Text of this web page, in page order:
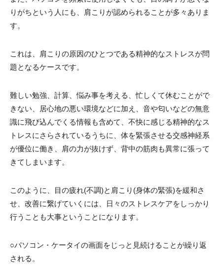
りがちという人にも、肩こりが認められることが多々ありま
す。
これは、肩こりの原因のひとつである精神的なストレスが問
題となるケースです。
難しい勉強、計算、悩み事を考える、忙しくて休むことがで
きない、居心地の悪い環境などに加え、音や匂いなどの無意
識に飛び込んでくる情報も含めて、不快に感じる精神的なス
トレスにさらされているうちに、体を緊張させる交感神経系
が優位に働き、肩の力が抜けず、背中の筋肉も異常に張って
きてしまいます。
このように、目の疲れ(不調)と肩こり(身体の緊張)を緩和さ
せ、改善に繋げていくには、日々のストレスケアをしっかり
行うことも大事ということになります。
○パソコン・ケータイの画面をじっと見続けることが繰り返
される。